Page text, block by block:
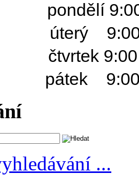
pondělí
úterý 9:00
čtvrtek
pátek
...